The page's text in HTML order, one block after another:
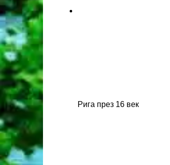
Рига през 16 век